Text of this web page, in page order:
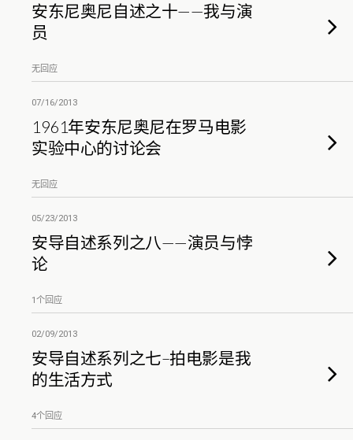
安东尼奥尼自述之十——我与演
员
无回应
07/16/2013
1961年安东尼奥尼在罗马电影
实验中心的讨论会
无回应
05/23/2013
安导自述系列之八——演员与悖
论
1个回应
02/09/2013
安导自述系列之七–拍电影是我
的生活方式
4个回应